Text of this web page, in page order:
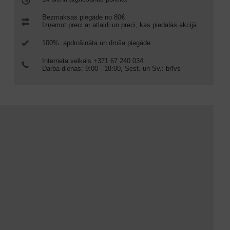
Bezmaksas piegāde no 80€
Izņemot preci ar atlaidi un preci, kas piedalās akcijā.
100%. apdrošināta un droša piegāde
Interneta veikals +371 67 240 034
Darba dienas: 9:00 - 18:00, Sest. un Sv.: brīvs